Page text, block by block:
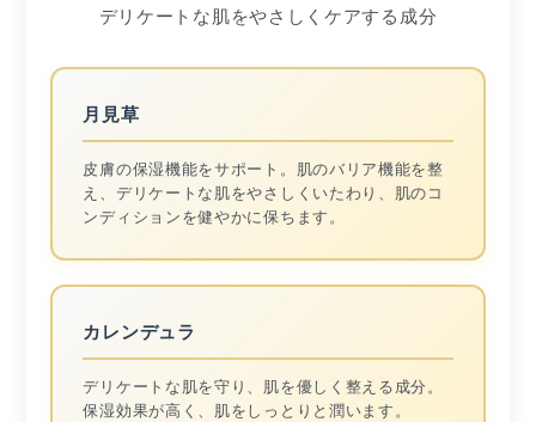
デリケートな肌をやさしくケアする成分
月見草
皮膚の保湿機能をサポート。肌のバリア機能を整
え、デリケートな肌をやさしくいたわり、肌のコ
ンディションを健やかに保ちます。
カレンデュラ
デリケートな肌を守り、肌を優しく整える成分。
保湿効果が高く、肌をしっとりと潤います。